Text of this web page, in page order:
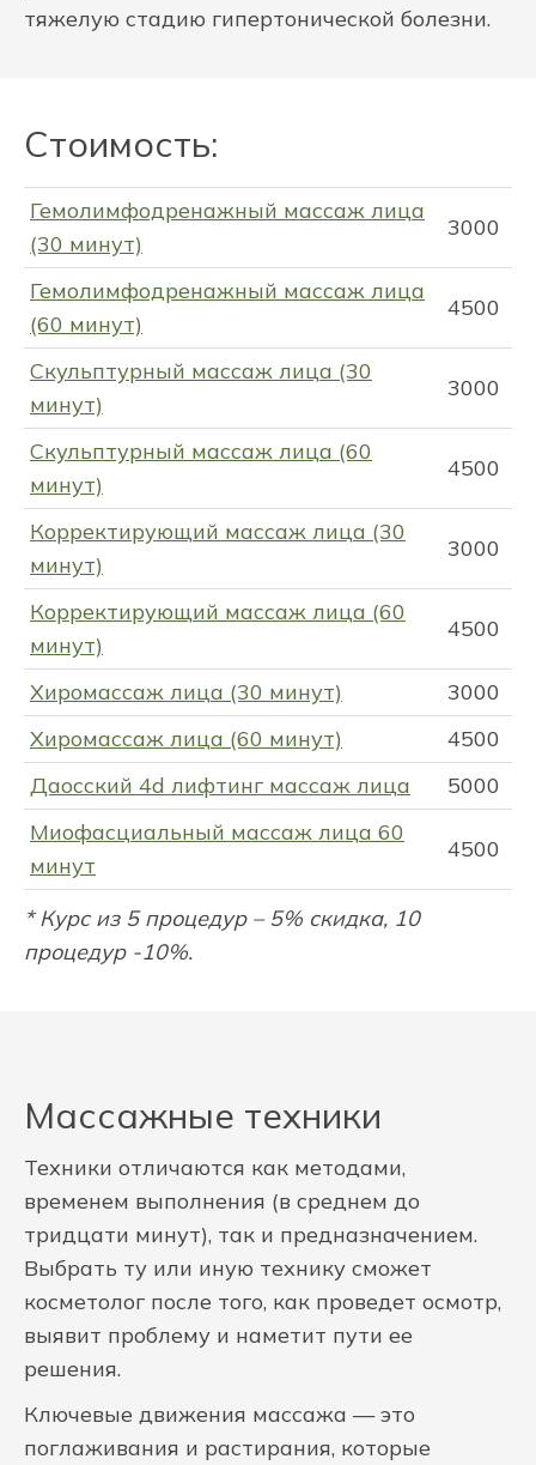
тяжелую стадию гипертонической болезни.
Стоимость:
Гемолимфодренажный массаж лица
(30 минут)
3000
Гемолимфодренажный массаж лица
(60 минут)
4500
Скульптурный массаж лица (30
минут)
3000
Скульптурный массаж лица (60
минут)
4500
Корректирующий массаж лица (30
минут)
3000
Корректирующий массаж лица (60
минут)
4500
Хиромассаж лица (30 минут)
3000
Хиромассаж лица (60 минут)
4500
Даосский 4d лифтинг массаж лица
5000
Миофасциальный массаж лица 60
минут
4500
* Курс из 5 процедур – 5% скидка, 10
процедур -10%.
Массажные техники
Техники отличаются как методами,
временем выполнения (в среднем до
тридцати минут), так и предназначением.
Выбрать ту или иную технику сможет
косметолог после того, как проведет осмотр,
выявит проблему и наметит пути ее
решения.
Ключевые движения массажа — это
поглаживания и растирания, которые